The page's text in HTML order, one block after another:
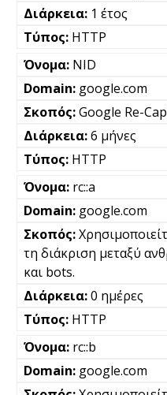
1 έτος
HTTP
NID
google.com
Google Re-
6 μήνες
HTTP
rc::a
google.com
τη διάκριση μεταξύ
και bots.
0 ημέρες
HTTP
rc::b
google.com